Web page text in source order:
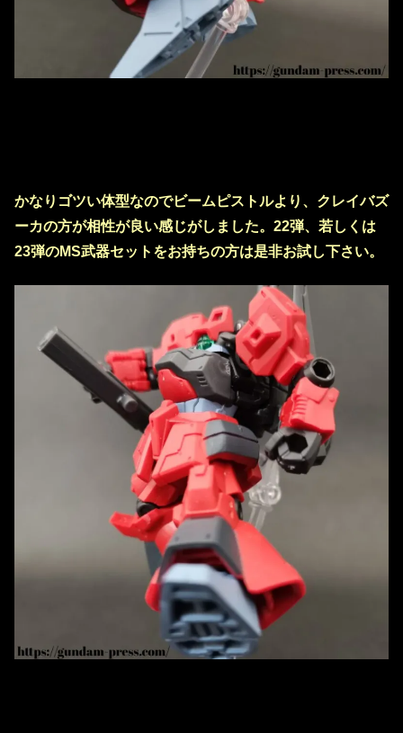
かなりゴツい体型なのでビームピストルより、クレイバズ
ーカの方が相性が良い感じがしました。22弾、若しくは
23弾のMS武器セットをお持ちの方は是非お試し下さい。